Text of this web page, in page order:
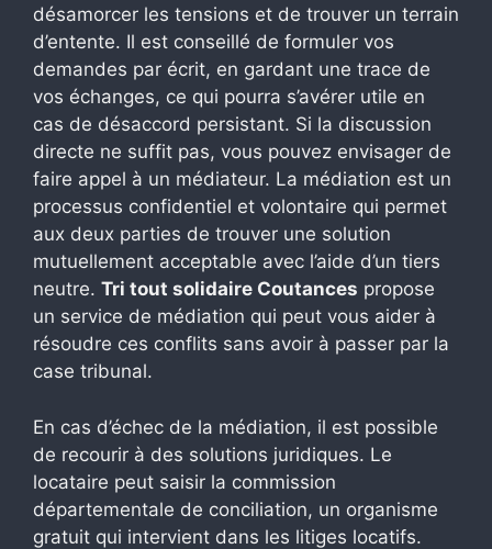
désamorcer les tensions et de trouver un terrain
d’entente. Il est conseillé de formuler vos
demandes par écrit, en gardant une trace de
vos échanges, ce qui pourra s’avérer utile en
cas de désaccord persistant. Si la discussion
directe ne suffit pas, vous pouvez envisager de
faire appel à un médiateur. La médiation est un
processus confidentiel et volontaire qui permet
aux deux parties de trouver une solution
mutuellement acceptable avec l’aide d’un tiers
neutre. Tri tout solidaire Coutances propose
un service de médiation qui peut vous aider à
résoudre ces conflits sans avoir à passer par la
case tribunal.
En cas d’échec de la médiation, il est possible
de recourir à des solutions juridiques. Le
locataire peut saisir la commission
départementale de conciliation, un organisme
gratuit qui intervient dans les litiges locatifs.